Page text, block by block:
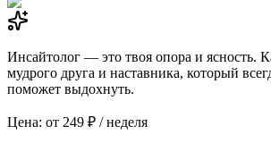
Инсайтолог — это твоя опора и ясность.
мудрого друга и наставника, который
поможет выдохнуть.
Цена: от 249 ₽ / неделя